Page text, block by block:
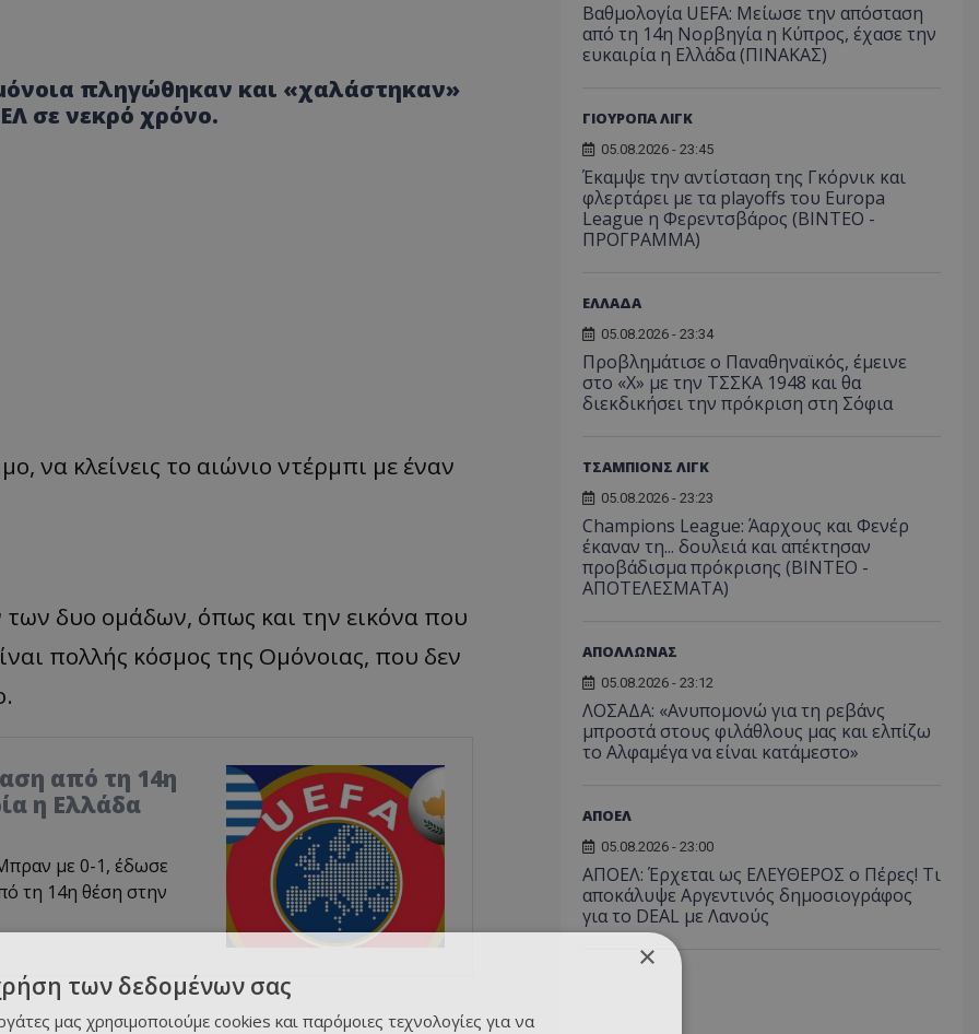
πληγώθηκαν και «χαλάστηκαν»
σε νεκρό χρόνο.
να κλείνεις το αιώνιο ντέρμπι με έναν
δυο ομάδων, όπως και την εικόνα που
πολλής κόσμος της Ομόνοιας, που δεν
από τη 14η
η Ελλάδα
με 0-1, έδωσε
τη 14η θέση στην
Βαθμολογία UEFA: Μείωσε την απόσταση
από τη 14η Νορβηγία η Κύπρος, έχασε την
ευκαιρία η Ελλάδα (ΠΙΝΑΚΑΣ)
ΓΙΟΥΡΟΠΑ ΛΙΓΚ
05.08.2026 - 23:45
Έκαμψε την αντίσταση της Γκόρνικ και
φλερτάρει με τα playoffs του Europa
League η Φερεντσβάρος (ΒΙΝΤΕΟ -
ΠΡΟΓΡΑΜΜΑ)
ΕΛΛΑΔΑ
05.08.2026 - 23:34
Προβλημάτισε ο Παναθηναϊκός, έμεινε
στο «Χ» με την ΤΣΣΚΑ 1948 και θα
διεκδικήσει την πρόκριση στη Σόφια
ΤΣΑΜΠΙΟΝΣ ΛΙΓΚ
05.08.2026 - 23:23
Champions League: Άαρχους και Φενέρ
έκαναν τη... δουλειά και απέκτησαν
προβάδισμα πρόκρισης (ΒΙΝΤΕΟ -
ΑΠΟΤΕΛΕΣΜΑΤΑ)
ΑΠΟΛΛΩΝΑΣ
05.08.2026 - 23:12
ΛΟΣΑΔΑ: «Ανυπομονώ για τη ρεβάνς
μπροστά στους φιλάθλους μας και ελπίζω
το Αλφαμέγα να είναι κατάμεστο»
ΑΠΟΕΛ
05.08.2026 - 23:00
ΑΠΟΕΛ: Έρχεται ως ΕΛΕΥΘΕΡΟΣ ο Πέρες! Τι
αποκάλυψε Αργεντινός δημοσιογράφος
για το DEAL με Λανούς
×
των δεδομένων σας
μας χρησιμοποιούμε cookies και παρόμοιες τεχνολογίες για να